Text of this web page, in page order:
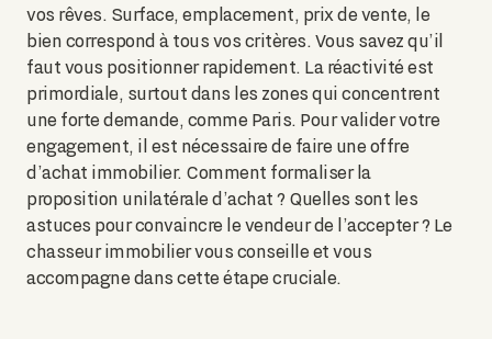
vos rêves. Surface, emplacement, prix de vente, le
bien correspond à tous vos critères. Vous savez qu’il
faut vous positionner rapidement. La réactivité est
primordiale, surtout dans les zones qui concentrent
une forte demande, comme Paris. Pour valider votre
engagement, il est nécessaire de faire une offre
d’achat immobilier. Comment formaliser la
proposition unilatérale d’achat ? Quelles sont les
astuces pour convaincre le vendeur de l’accepter ? Le
chasseur immobilier vous conseille et vous
accompagne dans cette étape cruciale.